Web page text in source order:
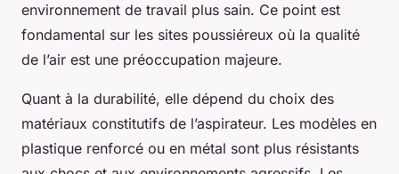
environnement de travail plus sain. Ce point est
fondamental sur les sites poussiéreux où la qualité
de l’air est une préoccupation majeure.
Quant à la durabilité, elle dépend du choix des
matériaux constitutifs de l’aspirateur. Les modèles en
plastique renforcé ou en métal sont plus résistants